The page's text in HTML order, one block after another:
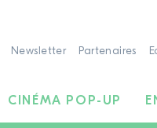
Newsletter Partenaires
CINÉMA POP-UP